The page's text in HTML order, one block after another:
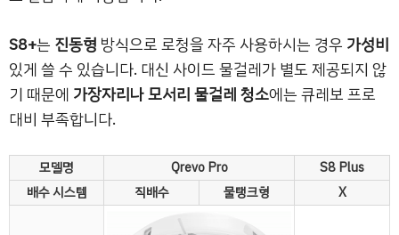
S8+는 진동형 방식으로 로청을 자주 사용하시는 경우 가성비
있게 쓸 수 있습니다. 대신 사이드 물걸레가 별도 제공되지 않
기 때문에 가장자리나 모서리 물걸레 청소에는 큐레보 프로
대비 부족합니다.
모델명 Qrevo Pro
S8 Plus
배수 시스템
직배수 물탱크형 X